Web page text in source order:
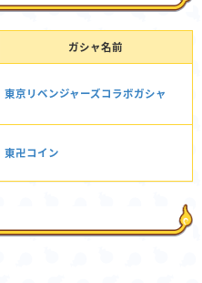
ガシャ名前
東京リベンジャーズコラボガシャ
東卍コイン